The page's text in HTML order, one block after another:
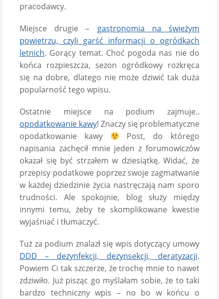
pracodawcy.
Miejsce drugie – gastronomia na świeżym
powietrzu, czyli garść informacji o ogródkach
letnich. Gorący temat. Choć pogoda nas nie do
końca rozpieszcza, sezon ogródkowy rozkręca
się na dobre, dlatego nie może dziwić tak duża
popularność tego wpisu.
Ostatnie miejsce na podium zajmuje..
opodatkowanie kawy! Znaczy się problematyczne
opodatkowanie kawy
Post, do którego
napisania zachęcił mnie jeden z forumowiczów
okazał się być strzałem w dziesiątkę. Widać, że
przepisy podatkowe poprzez swoje zagmatwanie
w każdej dziedzinie życia nastręczają nam sporo
trudności. Ale spokojnie, blog służy między
innymi temu, żeby te skomplikowane kwestie
wyjaśniać i tłumaczyć.
Tuż za podium znalazł się wpis dotyczący umowy
DDD – dezynfekcji, dezynsekcji, deratyzacji.
Powiem Ci tak szczerze, że trochę mnie to nawet
zdziwiło. Już pisząc go myślałam sobie, że to taki
bardzo techniczny wpis – no bo w końcu o